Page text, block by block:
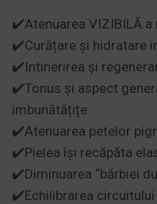
✔️Atenuarea VIZIBILĂ a
✔️Curățare și hidratare
✔️Intinerirea și
✔️Tonus și aspect
imbunătățițe
✔️Atenuarea petelor
✔️Pielea își recăpăta
✔️Diminuarea “bărbiei
✔️Echilibrarea